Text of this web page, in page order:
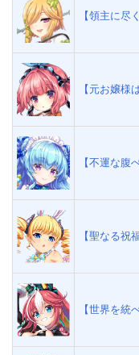
【領主に尽
【元お嬢様
【不運な腹
【聖なる祝
【世界を統